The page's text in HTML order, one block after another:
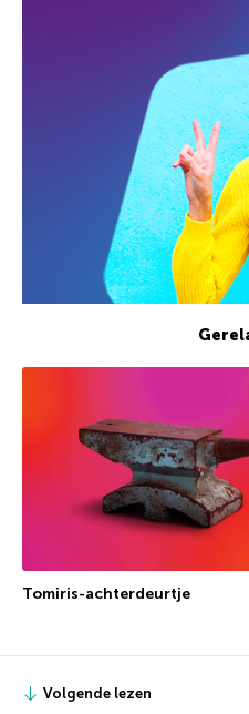
Tomiris-achterdeurtje
Volgende lezen